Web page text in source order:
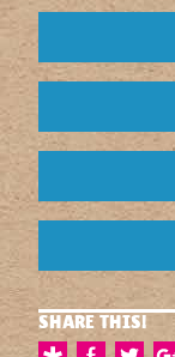
SHARE THIS!